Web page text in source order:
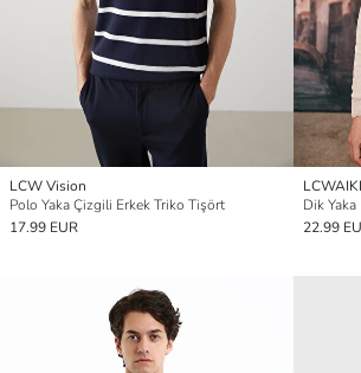
LCW Vision
Polo Yaka Çizgili Erkek Triko Tişört
17.99 EUR
Dik
22.99